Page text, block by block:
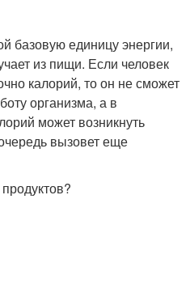
базовую единицу энергии,
из пищи. Если человек
калорий, то он не сможет
организма, а в
может возникнуть
вызовет еще